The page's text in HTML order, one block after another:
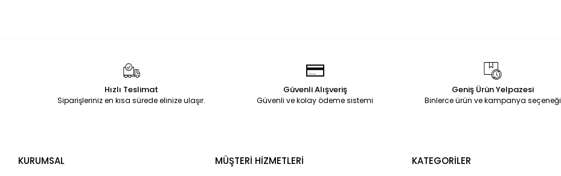
Hızlı Teslimat
Siparişleriniz en kısa sürede elinize ulaşır.
Güvenli Alışveriş
Güvenli ve kolay ödeme sistemi
Geniş Ürün Yelpazesi
Binlerce ürün ve kampanya seçeneği
KURUMSAL MÜŞTERİ HİZMETLERİ KATEGORİLER